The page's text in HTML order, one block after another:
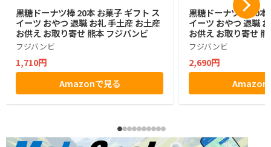
黒糖ドーナツ棒 20本 お菓子 ギフト ス
イーツ おやつ 退職 お礼 手土産 お土産
お供え お取り寄せ 熊本 フジバンビ
フジバンビ
1,710円
Amazonで見る
黒糖ドーナツ棒 40本
イーツ おやつ 退職
お供え お取り寄せ
フジバンビ
2,690円
Amazon